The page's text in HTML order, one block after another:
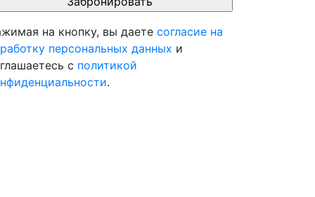
на кнопку, вы даете согласие на
персональных данных и
c политикой
.